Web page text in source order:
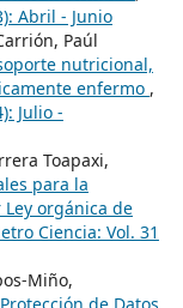
Abril - Junio
Paúl
nutricional,
enfermo ,
Julio -
Toapaxi,
para la
orgánica de
Ciencia: Vol. 31
Miño,